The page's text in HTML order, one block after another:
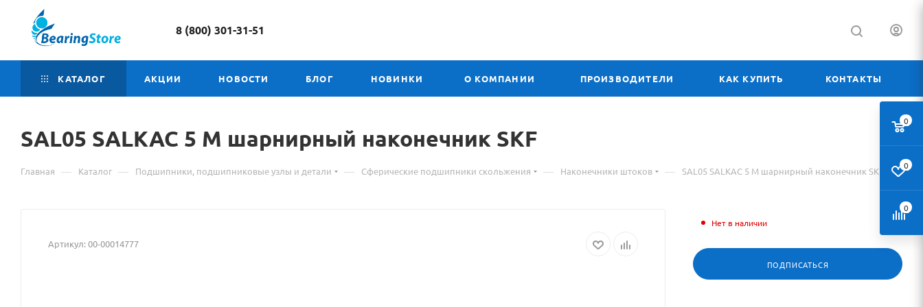
8 (800) 301-31-51
КАТАЛОГ АКЦИИ НОВОСТИ БЛОГ НОВИНКИ О КОМПАНИИ ПРОИЗВОДИТЕЛИ КАК КУПИТЬ КОНТАКТЫ
SAL05 Материал
о
SALKAC
SALKAC 5 M шарнирный наконечник SKF
Главная — Каталог — Подшипники, подшипниковые узлы и детали — Сферические подшипники скольжения — Наконечники штоков — SAL05 SALKAC 5 M шарнирный наконечник SKF
Артикул:00-00014777
Нет в наличии
ПОДПИСАТЬСЯ
0
0
0